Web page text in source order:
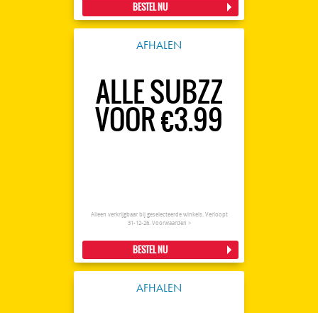
BESTEL NU
AFHALEN
ALLE SUBZZ
VOOR €3.99
Alleen verkrijgbaar bij geselecteerde winkels. Verloopt
31-12-26. Voorwaarden >
BESTEL NU
AFHALEN